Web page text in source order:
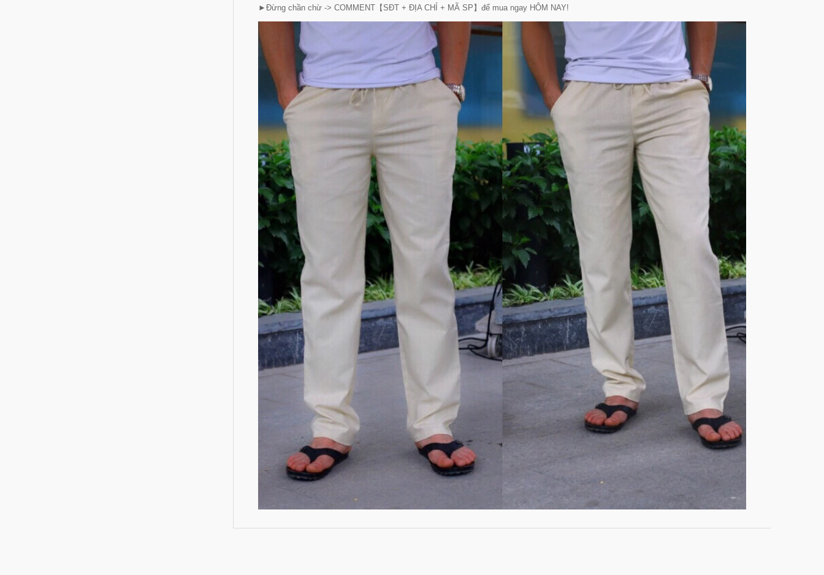
►Đừng chần chừ -> COMMENT【SĐT + ĐỊA CHỈ + MÃ SP】để mua ngay HÔM NAY!